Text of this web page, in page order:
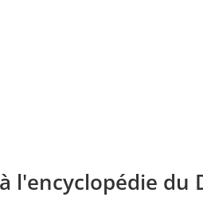
l'encyclopédie